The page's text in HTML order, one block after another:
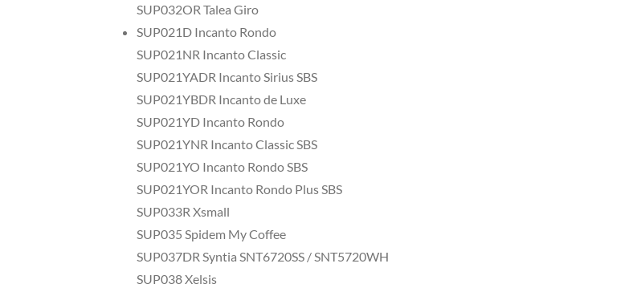
SUP032OR Talea Giro
SUP021D Incanto Rondo
SUP021NR Incanto Classic
SUP021YADR Incanto Sirius SBS
SUP021YBDR Incanto de Luxe
SUP021YD Incanto Rondo
SUP021YNR Incanto Classic SBS
SUP021YO Incanto Rondo SBS
SUP021YOR Incanto Rondo Plus SBS
SUP033R Xsmall
SUP035 Spidem My Coffee
SUP037DR Syntia SNT6720SS / SNT5720WH
SUP038 Xelsis